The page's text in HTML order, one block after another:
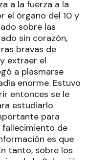
a la fuerza a la
el órgano del 10 y
sobre las
sin corazón,
bravas de
extraer el
a plasmarse
enorme. Estuvo
entonces se le
estudiarlo
para
de
es que
tanto, sobre los